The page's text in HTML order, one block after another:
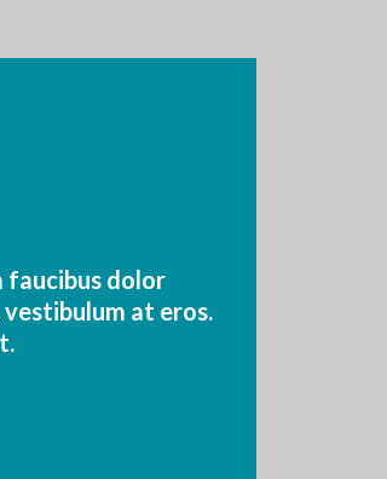
faucibus dolor
at eros.